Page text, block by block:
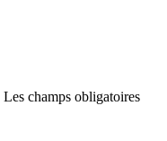
Les champs obligatoires